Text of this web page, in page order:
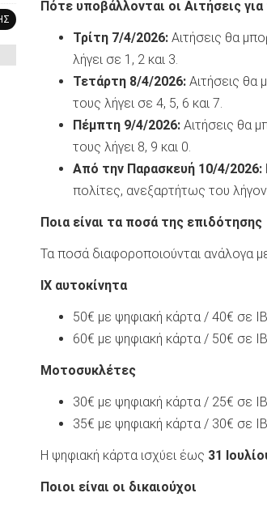
Πότε υποβάλλονται οι Αιτήσεις
Τρίτη 7/4/2026: Αιτήσεις θα
λήγει σε 1, 2 και 3.
Τετάρτη 8/4/2026: Αιτήσεις θα
τους λήγει σε 4, 5, 6 και 7.
Πέμπτη 9/4/2026: Αιτήσεις θα
τους λήγει 8, 9 και 0.
Από την Παρασκευή 10/4/2026:
πολίτες, ανεξαρτήτως του
Ποια είναι τα ποσά της επιδότησης
Τα ποσά διαφοροποιούνται ανάλογα
ΙΧ αυτοκίνητα
50€ με ψηφιακή κάρτα / 40€ σε
60€ με ψηφιακή κάρτα / 50€ σε
Μοτοσυκλέτες
30€ με ψηφιακή κάρτα / 25€ σε
35€ με ψηφιακή κάρτα / 30€ σε
Η ψηφιακή κάρτα ισχύει έως 31
Ποιοι είναι οι δικαιούχοι